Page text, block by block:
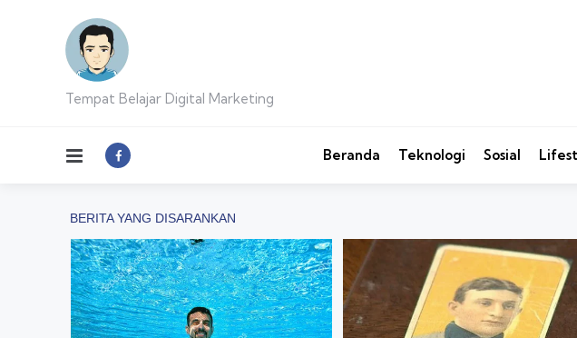
Tempat Belajar Digital Marketing
Menu Beranda Teknologi Sosial